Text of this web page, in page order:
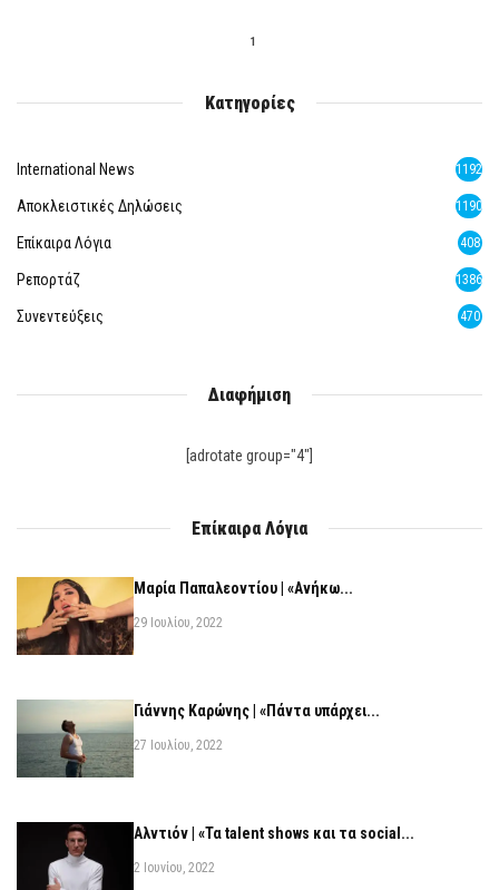
1
Κατηγορίες
International News 1192
Αποκλειστικές Δηλώσεις 1190
Επίκαιρα Λόγια 408
Ρεπορτάζ 1386
Συνεντεύξεις 470
Διαφήμιση
[adrotate group="4"]
Επίκαιρα Λόγια
Μαρία Παπαλεοντίου | «Ανήκω...
29 Ιουλίου, 2022
Γιάννης Καρώνης | «Πάντα υπάρχει...
27 Ιουλίου, 2022
Αλντιόν | «Τα talent shows και τα social...
2 Ιουνίου, 2022